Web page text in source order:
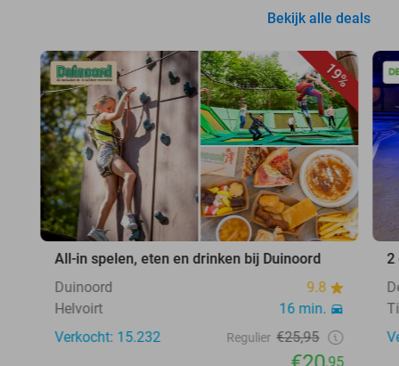
Bekijk alle deals
19%
All-in spelen, eten en drinken bij Duinoord
Duinoord
9.8
Helvoirt
16 min.
Verkocht: 15.232
Regulier €25,95
,95
2